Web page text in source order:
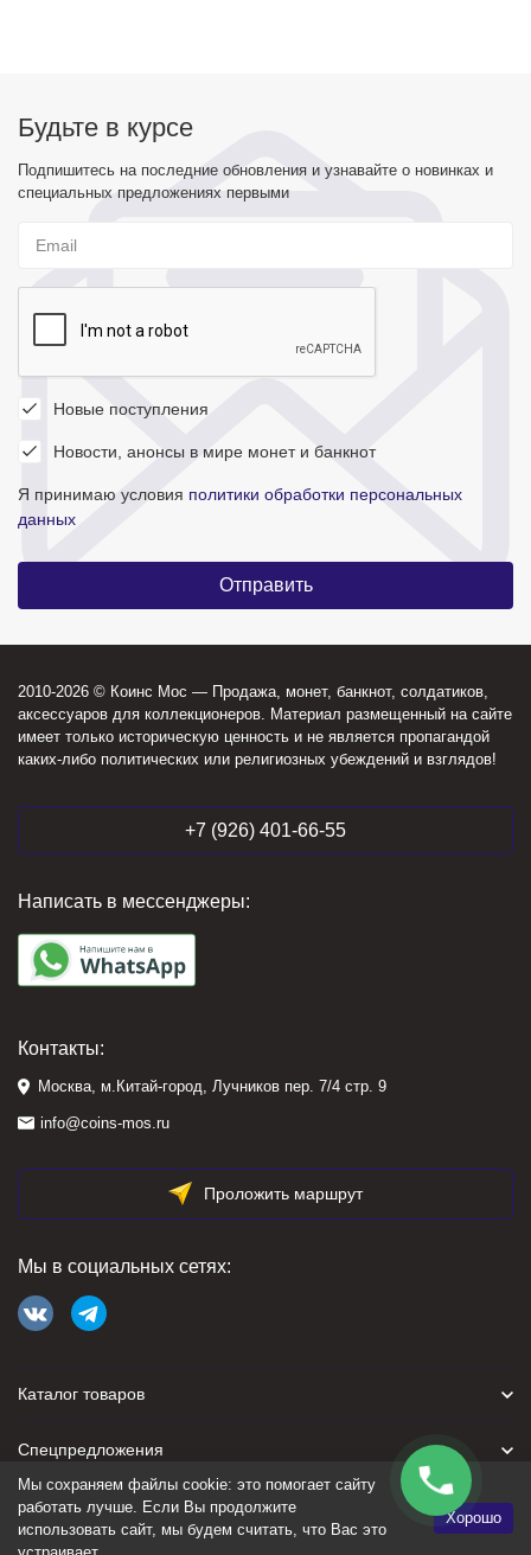
Будьте в курсе
Подпишитесь на последние обновления и узнавайте о новинках и
специальных предложениях первыми
Новые поступления
Новости, анонсы в мире монет и банкнот
Я принимаю условия политики обработки персональных
данных
2010-2026 © Коинс Мос — Продажа, монет, банкнот, солдатиков,
аксессуаров для коллекционеров. Материал размещенный на сайте
имеет только историческую ценность и не является пропагандой
каких-либо политических или религиозных убеждений и взглядов!
+7 (926) 401-66-55
Написать в мессенджеры:
Контакты:
Москва, м.Китай-город, Лучников пер. 7/4 стр. 9
info@coins-mos.ru
Проложить маршрут
Мы в социальных сетях:
Каталог товаров
Спецпредложения
Для покупателя
Мы сохраняем файлы cookie: это помогает сайту
работать лучше. Если Вы продолжите
использовать сайт, мы будем считать, что Вас это
Хорошо